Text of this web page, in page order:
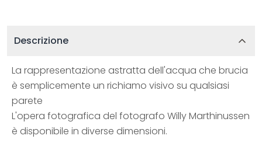
Descrizione
La rappresentazione astratta dell'acqua che brucia
è semplicemente un richiamo visivo su qualsiasi
parete
L'opera fotografica del fotografo Willy Marthinussen
è disponibile in diverse dimensioni.